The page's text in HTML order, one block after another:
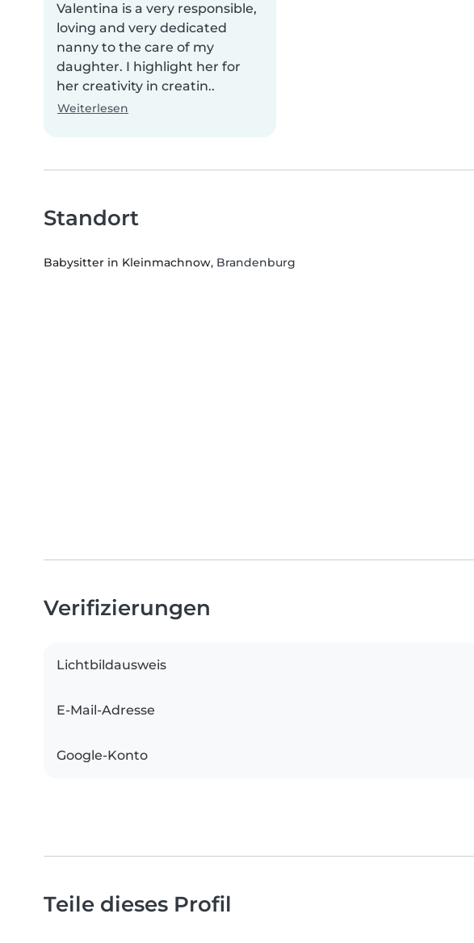
Valentina is a very responsible,
loving and very dedicated
nanny to the care of my
daughter. I highlight her for
her creativity in creatin..
Weiterlesen
Standort
Babysitter in Kleinmachnow, Brandenburg
Verifizierungen
Lichtbildausweis
E-Mail-Adresse
Google-Konto
Teile dieses Profil